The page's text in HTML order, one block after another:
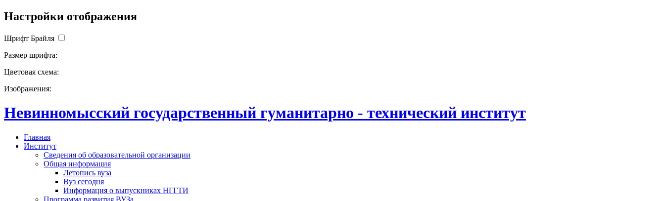
Настройки отображения
Шрифт Брайля
Размер шрифта:
Цветовая схема:
Изображения:
Невинномысский государственный гуманитарно - технический институт
Главная
Институт
Сведения об образовательной организации
Общая информация
Летопись вуза
Вуз сегодня
Информация о выпускниках НГГТИ
Программа развития ВУЗа